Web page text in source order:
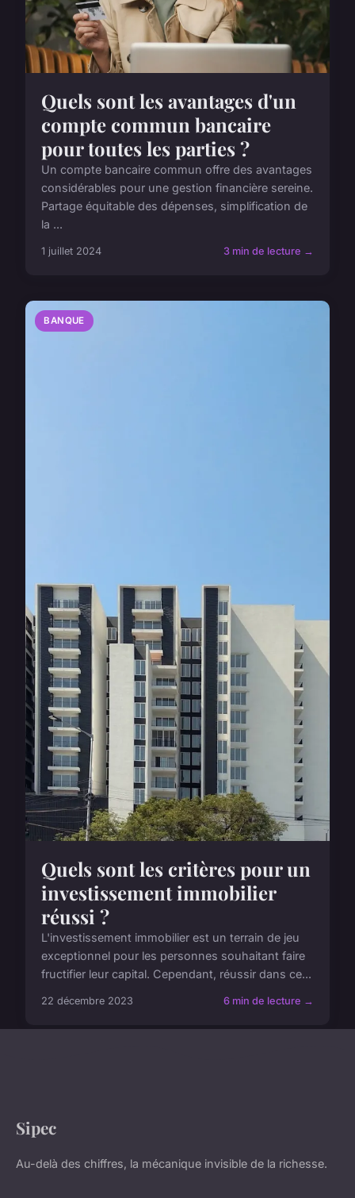
Quels sont les avantages d'un
compte commun bancaire
pour toutes les parties ?
Un compte bancaire commun offre des avantages
considérables pour une gestion financière sereine.
Partage équitable des dépenses, simplification de
la ...
1 juillet 2024 3 min de lecture →
BANQUE
Quels sont les critères pour un
investissement immobilier
réussi ?
L'investissement immobilier est un terrain de jeu
exceptionnel pour les personnes souhaitant faire
fructifier leur capital. Cependant, réussir dans ce...
22 décembre 2023 6 min de lecture →
Sipec
Au-delà des chiffres, la mécanique invisible de la richesse.